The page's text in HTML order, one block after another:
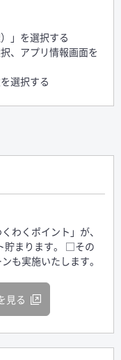
」を選択する
、アプリ情報画面を
選択する
わくポイント」が、
貯まります。 □その
も実施いたします。
見る